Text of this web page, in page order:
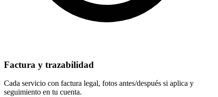
Factura y trazabilidad
Cada servicio con factura legal, fotos antes/después si aplica y
seguimiento en tu cuenta.